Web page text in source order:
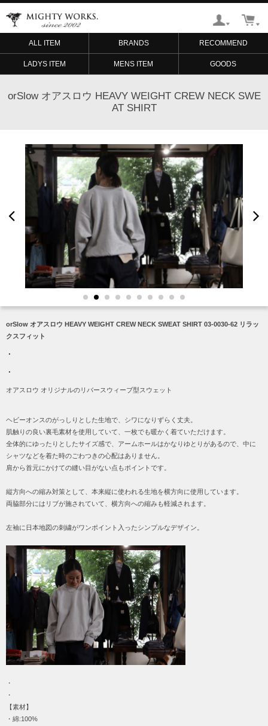
ALL ITEM BRANDS RECOMMEND
LADYS ITEM MENS ITEM GOODS
orSlow オアスロウ HEAVY WEIGHT CREW NECK SWE
AT SHIRT
orSlow オアスロウ HEAVY WEIGHT CREW NECK SWEAT SHIRT 03-0030-62 リラッ
クスフィット
・
・
オアスロウ オリジナルのリバースウィーブ型スウェット
ヘビーオンスのがっしりとした生地で、シワになりずらく丈夫。
肌触りの良い裏毛素材を使用していて、一枚でも暖かく着ていただけます。
全体的にゆったりとしたサイズ感で、アームホールはかなりゆとりがあるので、中に
シャツなどを着た時のごわつきの心配はありません。
肩から首元にかけての縫い目がない点もポイントです。
縦方向への縮み対策として、本来縦に使われる生地を横方向に使用しています。
両脇部分にはリブが施されていて、横方向への縮みも軽減されます。
左袖に日本地図の刺繍がワンポイント入ったシンプルなデザイン。
・
・
【素材】
・綿:100%